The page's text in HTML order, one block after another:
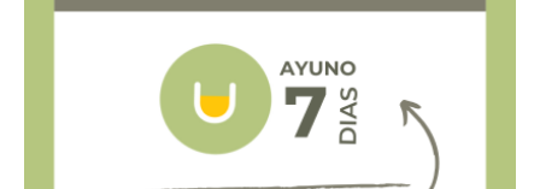
elegir
la
página
de
producto